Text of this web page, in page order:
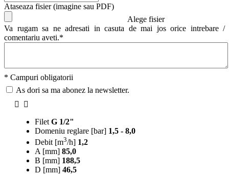
Ataseaza fisier (imagine sau PDF)
Alege fisier
Va rugam sa ne adresati in casuta de mai jos orice intrebare /
comentariu aveti.*
* Campuri obligatorii
As dori sa ma abonez la newsletter.
Filet G 1/2"
Domeniu reglare [bar] 1,5 - 8,0
Debit [m3/h] 1,2
A [mm] 85,0
B [mm] 188,5
D [mm] 46,5